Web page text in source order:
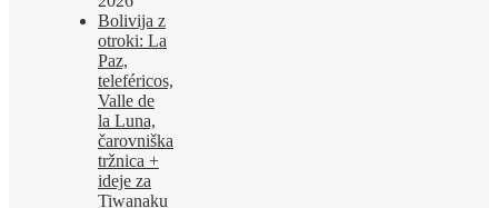
Bolivija z
otroki: La
Paz,
teleféricos,
Valle de
la Luna,
čarovniška
tržnica +
ideje za
Tiwanaku